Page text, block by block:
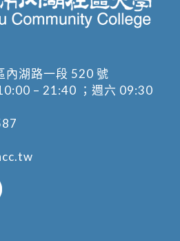
內湖路一段 520 號
– 21:40 ；週六 09:30